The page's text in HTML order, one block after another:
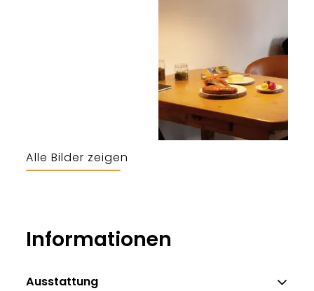
Alle Bilder zeigen
Informationen
Ausstattung